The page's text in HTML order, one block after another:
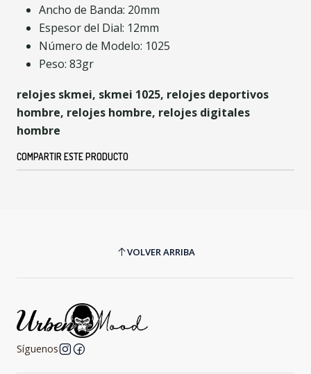
Ancho de Banda: 20mm
Espesor del Dial: 12mm
Número de Modelo: 1025
Peso: 83gr
relojes skmei, skmei 1025, relojes deportivos
hombre, relojes hombre, relojes digitales
hombre
COMPARTIR ESTE PRODUCTO
VOLVER ARRIBA
Síguenos